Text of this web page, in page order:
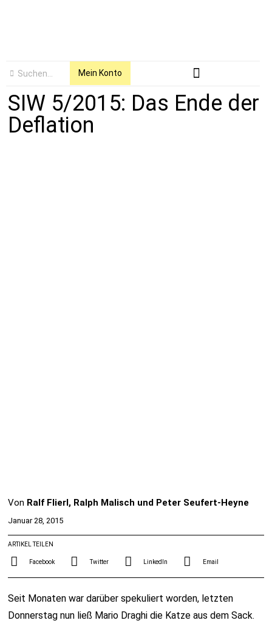
Mein Konto
SIW 5/2015: Das Ende der
Deflation
Von Ralf Flierl, Ralph Malisch und Peter Seufert-Heyne
Januar 28, 2015
ARTIKEL TEILEN
Facebook Twitter LinkedIn Email
Seit Monaten war darüber spekuliert worden, letzten
Donnerstag nun ließ Mario Draghi die Katze aus dem Sack.